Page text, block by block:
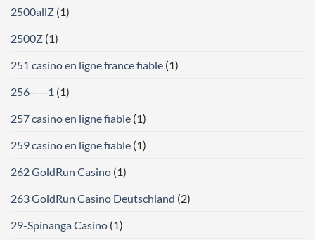
2500allZ (1)
2500Z (1)
251 casino en ligne france fiable (1)
256——1 (1)
257 casino en ligne fiable (1)
259 casino en ligne fiable (1)
262 GoldRun Casino (1)
263 GoldRun Casino Deutschland (2)
29-Spinanga Casino (1)